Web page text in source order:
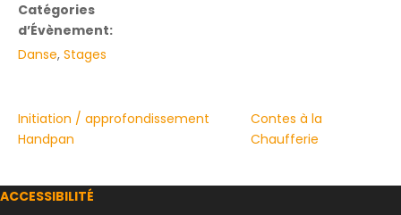
Catégories
d’Évènement:
Danse, Stages
Initiation / approfondissement
Handpan
Contes à la
Chaufferie
ACCESSIBILITÉ